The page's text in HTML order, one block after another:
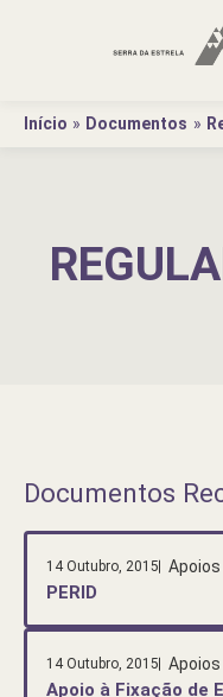
Início
Documentos
Documentos
14 Outubro, 2015
PERID
14 Outubro, 2015
Apoio à Fixação de